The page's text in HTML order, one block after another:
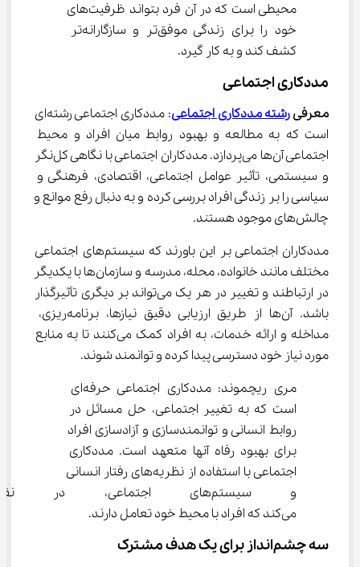
محیطی است که در آن فرد بتواند ظرفیت‌های
خود را برای زندگی موفق‌تر و سازگارانه‌تر
کشف کند و به کار گیرد.
مددکاری اجتماعی
معرفی رشته مددکاری اجتماعی
: مددکاری اجتماعی رشته‌ای
است که به مطالعه و بهبود روابط میان افراد و محیط
اجتماعی آن‌ها می‌پردازد. مددکاران اجتماعی با نگاهی کل‌نگر
و سیستمی، تأثیر عوامل اجتماعی، اقتصادی، فرهنگی و
سیاسی را بر زندگی افراد بررسی کرده و به دنبال رفع موانع و
چالش‌های موجود هستند.
مددکاران اجتماعی بر این باورند که سیستم‌های اجتماعی
مختلف مانند خانواده، محله، مدرسه و سازمان‌ها با یکدیگر
در ارتباطند و تغییر در هر یک می‌تواند بر دیگری تأثیرگذار
باشد. آن‌ها از طریق ارزیابی دقیق نیازها، برنامه‌ریزی،
مداخله و ارائه خدمات، به افراد کمک می‌کنند تا به منابع
مورد نیاز خود دسترسی پیدا کرده و توانمند شوند.
مری ریچموند: مددکاری اجتماعی حرفه‌ای
است که به تغییر اجتماعی، حل مسائل در
روابط انسانی و توانمندسازی و آزادسازی افراد
برای بهبود رفاه آنها متعهد است. مددکاری
اجتماعی با استفاده از نظریه‌های رفتار انسانی
و سیستم‌های اجتماعی، در
می‌کند که افراد با محیط خود تعامل دارند.
سه چشم‌انداز برای یک هدف مشترک